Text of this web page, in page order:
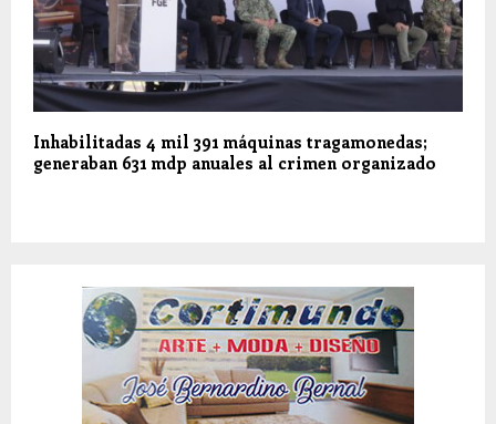
Inhabilitadas 4 mil 391 máquinas tragamonedas;
generaban 631 mdp anuales al crimen organizado